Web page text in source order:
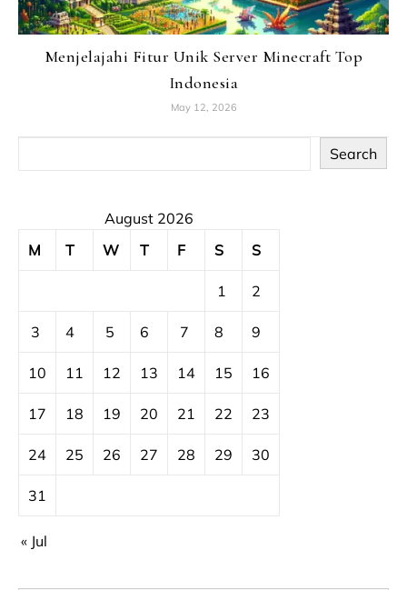
Menjelajahi Fitur Unik Server Minecraft Top
Indonesia
May 12, 2026
Search
August 2026
M
T W T F S S
1 2
3 4 5 6 7 8 9
10 11 12 13 14 15 16
17 18 19 20 21 22 23
24 25 26 27 28 29 30
31
« Jul